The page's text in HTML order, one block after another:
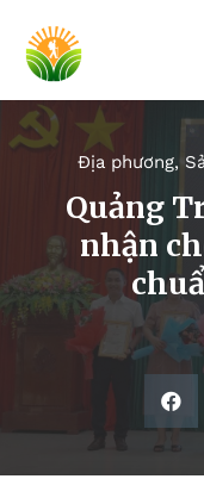
Địa phương,
Quảng
nhận